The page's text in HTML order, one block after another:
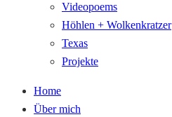
Videopoems
Höhlen + Wolkenkratzer
Texas
Projekte
Home
Über mich